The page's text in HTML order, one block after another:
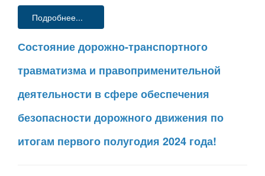
Подробнее...
Состояние дорожно-транспортного
травматизма и правоприменительной
деятельности в сфере обеспечения
безопасности дорожного движения по
итогам первого полугодия 2024 года!